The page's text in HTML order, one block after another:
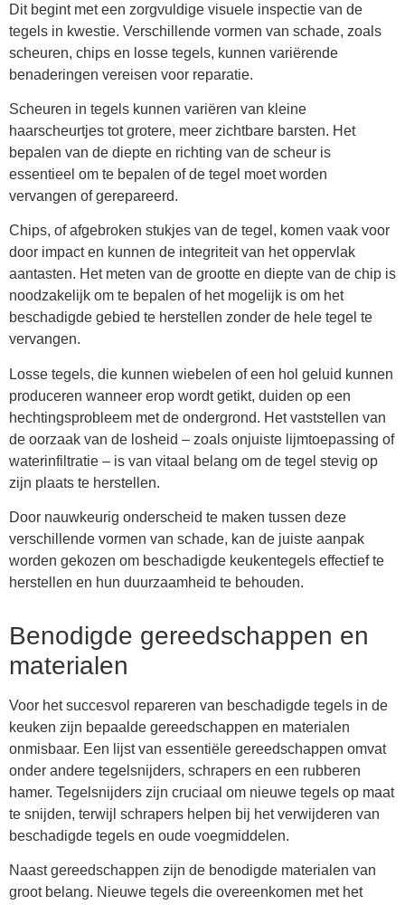
Dit begint met een zorgvuldige visuele inspectie van de
tegels in kwestie. Verschillende vormen van schade, zoals
scheuren, chips en losse tegels, kunnen variërende
benaderingen vereisen voor reparatie.
Scheuren in tegels kunnen variëren van kleine
haarscheurtjes tot grotere, meer zichtbare barsten. Het
bepalen van de diepte en richting van de scheur is
essentieel om te bepalen of de tegel moet worden
vervangen of gerepareerd.
Chips, of afgebroken stukjes van de tegel, komen vaak voor
door impact en kunnen de integriteit van het oppervlak
aantasten. Het meten van de grootte en diepte van de chip is
noodzakelijk om te bepalen of het mogelijk is om het
beschadigde gebied te herstellen zonder de hele tegel te
vervangen.
Losse tegels, die kunnen wiebelen of een hol geluid kunnen
produceren wanneer erop wordt getikt, duiden op een
hechtingsprobleem met de ondergrond. Het vaststellen van
de oorzaak van de losheid – zoals onjuiste lijmtoepassing of
waterinfiltratie – is van vitaal belang om de tegel stevig op
zijn plaats te herstellen.
Door nauwkeurig onderscheid te maken tussen deze
verschillende vormen van schade, kan de juiste aanpak
worden gekozen om beschadigde keukentegels effectief te
herstellen en hun duurzaamheid te behouden.
Benodigde gereedschappen en
materialen
Voor het succesvol repareren van beschadigde tegels in de
keuken zijn bepaalde gereedschappen en materialen
onmisbaar. Een lijst van essentiële gereedschappen omvat
onder andere tegelsnijders, schrapers en een rubberen
hamer. Tegelsnijders zijn cruciaal om nieuwe tegels op maat
te snijden, terwijl schrapers helpen bij het verwijderen van
beschadigde tegels en oude voegmiddelen.
Naast gereedschappen zijn de benodigde materialen van
groot belang. Nieuwe tegels die overeenkomen met het